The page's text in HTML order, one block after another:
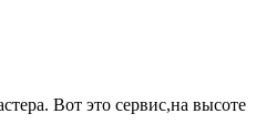
Вот это сервис,на высоте